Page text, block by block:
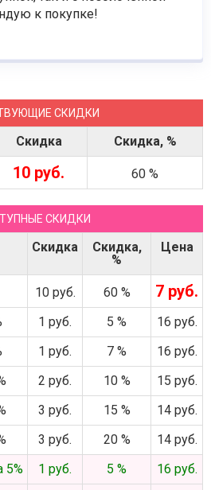
к покупке!
СКИДКИ
Скидка Скидка, %
10 руб. 60 %
СКИДКИ
Скидка
Скидка,
%
Цена
10 руб. 60 % 7 руб.
1 руб. 5 %
16 руб.
1 руб. 7 %
16 руб.
2 руб. 10 %
15 руб.
3 руб. 15 %
14 руб.
3 руб. 20 %
14 руб.
5%
1 руб. 5 %
16 руб.